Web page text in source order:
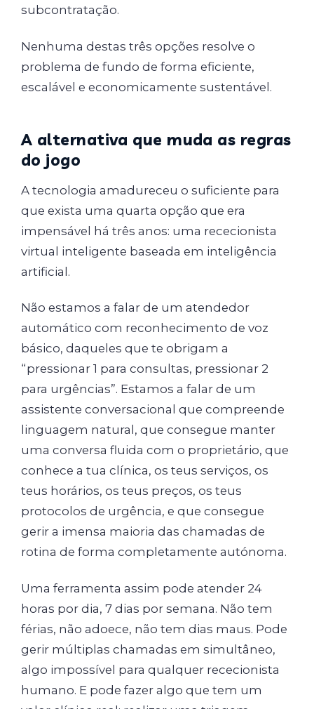
subcontratação.
Nenhuma destas três opções resolve o
problema de fundo de forma eficiente,
escalável e economicamente sustentável.
A alternativa que muda as regras
do jogo
A tecnologia amadureceu o suficiente para
que exista uma quarta opção que era
impensável há três anos: uma rececionista
virtual inteligente baseada em inteligência
artificial.
Não estamos a falar de um atendedor
automático com reconhecimento de voz
básico, daqueles que te obrigam a
“pressionar 1 para consultas, pressionar 2
para urgências”. Estamos a falar de um
assistente conversacional que compreende
linguagem natural, que consegue manter
uma conversa fluida com o proprietário, que
conhece a tua clínica, os teus serviços, os
teus horários, os teus preços, os teus
protocolos de urgência, e que consegue
gerir a imensa maioria das chamadas de
rotina de forma completamente autónoma.
Uma ferramenta assim pode atender 24
horas por dia, 7 dias por semana. Não tem
férias, não adoece, não tem dias maus. Pode
gerir múltiplas chamadas em simultâneo,
algo impossível para qualquer rececionista
humano. E pode fazer algo que tem um